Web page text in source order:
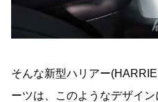
そんな新型ハリアー
ーツは、このようなデザイン